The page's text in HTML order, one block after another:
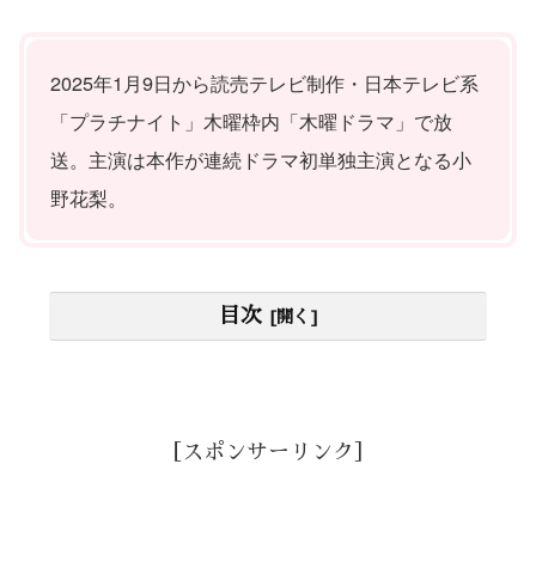
2025年1月9日から読売テレビ制作・日本テレビ系
「プラチナイト」木曜枠内「木曜ドラマ」で放
送。主演は本作が連続ドラマ初単独主演となる小
野花梨。
目次
［スポンサーリンク］